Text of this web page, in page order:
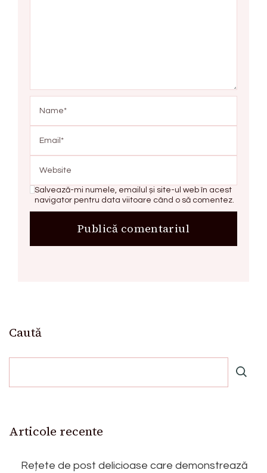
Salvează-mi numele, emailul și site-ul web în acest
navigator pentru data viitoare când o să comentez.
Caută
Articole recente
Rețete de post delicioase care demonstrează